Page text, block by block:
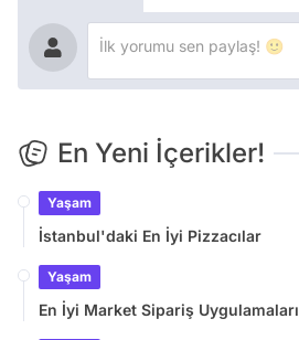
En Yeni İçerikler!
Yaşam
İstanbul'daki En İyi Pizzacılar
Yaşam
En İyi Market Sipariş Uygulamaları